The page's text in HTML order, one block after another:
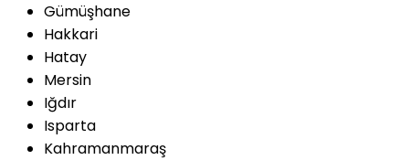
Gümüşhane
Hakkari
Hatay
Mersin
Iğdır
Isparta
Kahramanmaraş